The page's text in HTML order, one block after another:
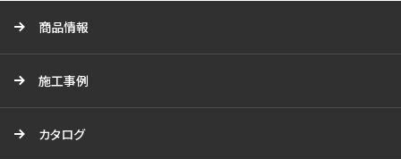
商品情報
施工事例
カタログ